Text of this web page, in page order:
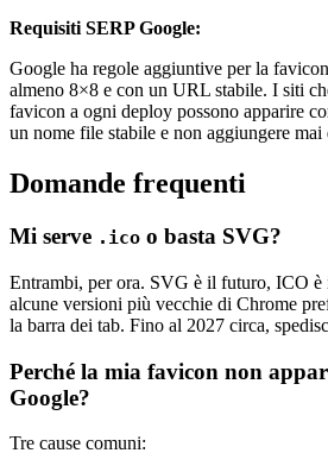
Requisiti SERP Google:
Google ha regole aggiuntive per la
almeno 8×8 e con un URL stabile. I siti
favicon a ogni deploy possono apparire
un nome file stabile e non aggiungere mai
Domande frequenti
Mi serve .ico o basta SVG?
Entrambi, per ora. SVG è il futuro, ICO è
alcune versioni più vecchie di Chrome
la barra dei tab. Fino al 2027 circa,
Perché la mia favicon non
Google?
Tre cause comuni: